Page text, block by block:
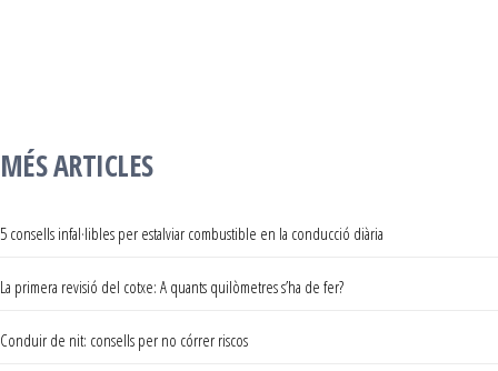
MÉS ARTICLES
5 consells infal·libles per estalviar combustible en la conducció diària
La primera revisió del cotxe: A quants quilòmetres s’ha de fer?
Conduir de nit: consells per no córrer riscos